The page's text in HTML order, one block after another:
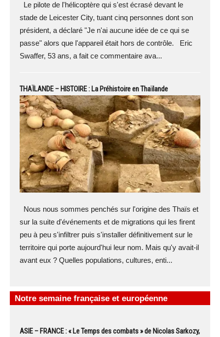
Le pilote de l'hélicoptère qui s'est écrasé devant le
stade de Leicester City, tuant cinq personnes dont son
président, a déclaré "Je n'ai aucune idée de ce qui se
passe" alors que l'appareil était hors de contrôle. Eric
Swaffer, 53 ans, a fait ce commentaire ava...
THAÏLANDE – HISTOIRE : La Préhistoire en Thaïlande
Nous nous sommes penchés sur l'origine des Thaïs et
sur la suite d'événements et de migrations qui les firent
peu à peu s'infiltrer puis s'installer définitivement sur le
territoire qui porte aujourd'hui leur nom. Mais qu'y avait-il
avant eux ? Quelles populations, cultures, enti...
Notre semaine française et européenne
ASIE – FRANCE : « Le Temps des combats » de Nicolas Sarkozy,